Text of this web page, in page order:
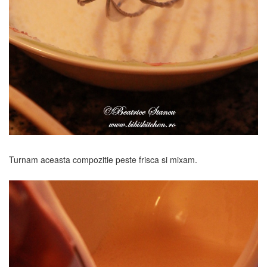
Turnam aceasta compozitie peste frisca si mixam.